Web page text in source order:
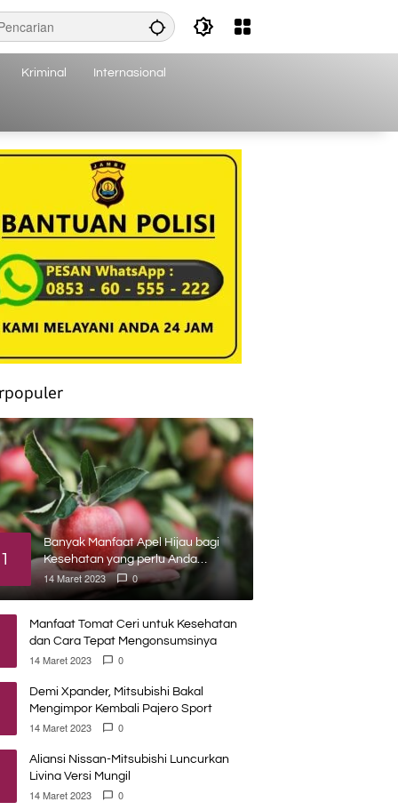
Kriminal Internasional
1
Banyak Manfaat Apel Hijau bagi
Kesehatan yang perlu Anda
ketahui
14 Maret 2023 0
Manfaat Tomat Ceri untuk Kesehatan
dan Cara Tepat Mengonsumsinya
14 Maret 2023 0
Demi Xpander, Mitsubishi Bakal
Mengimpor Kembali Pajero Sport
14 Maret 2023 0
Aliansi Nissan-Mitsubishi Luncurkan
Livina Versi Mungil
14 Maret 2023 0